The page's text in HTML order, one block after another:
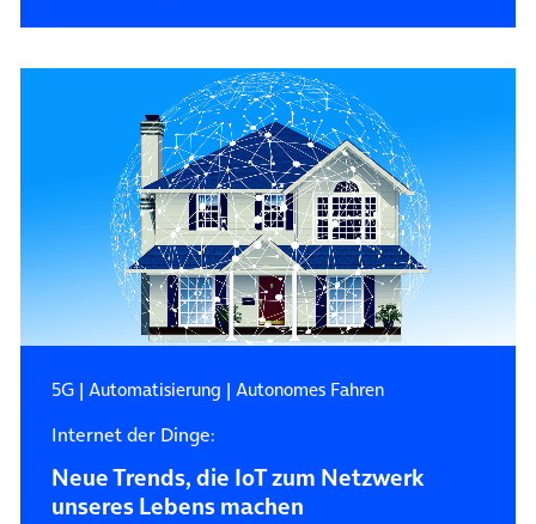
5G| Automatisierung | Autonomes Fahren
Internet der Dinge:
Neue Trends, die IoT zum Netzwerk
unseres Lebens machen